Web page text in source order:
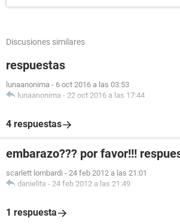
Discusiones similares
respuestas
lunaanonima - 6 oct 2016 a las 03:53
lunaanonima - 22 oct 2016 a las 17:44
4 respuestas
embarazo??? por favor!!!
scarlett lombardi - 24 feb 2012 a las 21:01
danielita - 24 feb 2012 a las 21:49
1 respuesta